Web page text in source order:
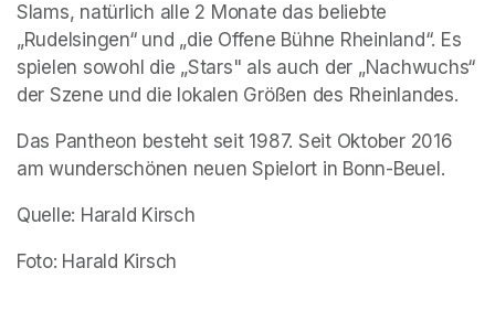
Slams, natürlich alle 2 Monate das beliebte
„Rudelsingen“ und „die Offene Bühne Rheinland“. Es
spielen sowohl die „Stars" als auch der „Nachwuchs“
der Szene und die lokalen Größen des Rheinlandes.
Das Pantheon besteht seit 1987. Seit Oktober 2016
am wunderschönen neuen Spielort in Bonn-Beuel.
Quelle: Harald Kirsch
Foto: Harald Kirsch